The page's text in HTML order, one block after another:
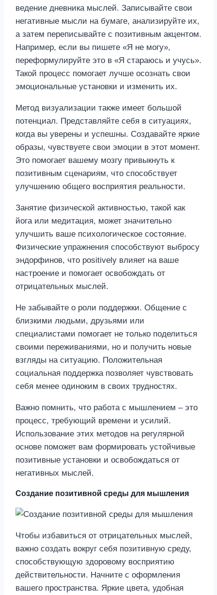
ведение дневника мыслей. Записывайте свои
негативные мысли на бумаге, анализируйте их,
а затем переписывайте с позитивным акцентом.
Например, если вы пишете «Я не могу»,
переформулируйте это в «Я стараюсь и учусь».
Такой процесс помогает лучше осознать свои
эмоциональные установки и изменить их.
Метод визуализации также имеет большой
потенциал. Представляйте себя в ситуациях,
когда вы уверены и успешны. Создавайте яркие
образы, чувствуете свои эмоции в этот момент.
Это помогает вашему мозгу привыкнуть к
позитивным сценариям, что способствует
улучшению общего восприятия реальности.
Занятие физической активностью, такой как
йога или медитация, может значительно
улучшить ваше психологическое состояние.
Физические упражнения способствуют выбросу
эндорфинов, что positively влияет на ваше
настроение и помогает освобождать от
отрицательных мыслей.
Не забывайте о роли поддержки. Общение с
близкими людьми, друзьями или
специалистами помогает не только поделиться
своими переживаниями, но и получить новые
взгляды на ситуацию. Положительная
социальная поддержка позволяет чувствовать
себя менее одиноким в своих трудностях.
Важно помнить, что работа с мышлением – это
процесс, требующий времени и усилий.
Использование этих методов на регулярной
основе поможет вам формировать устойчивые
позитивные установки и освобождаться от
негативных мыслей.
Создание позитивной среды для мышления
Чтобы избавиться от отрицательных мыслей,
важно создать вокруг себя позитивную среду,
способствующую здоровому восприятию
действительности. Начните с оформления
вашего пространства. Яркие цвета, удобная